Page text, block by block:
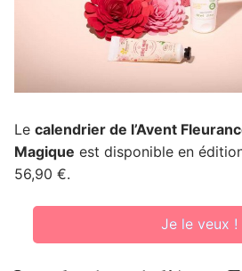
Le calendrier de l’Avent
Magique est disponible en
56,90 €.
Je le veux !